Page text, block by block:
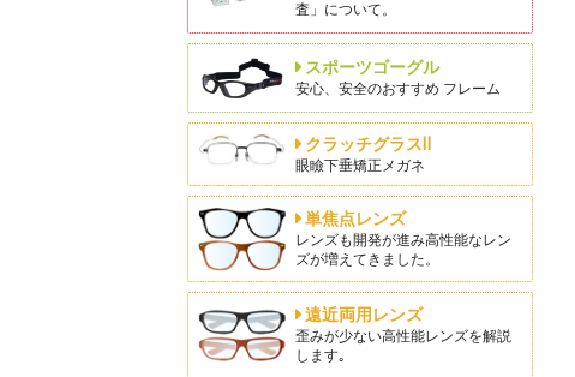
査」について。
スポーツゴーグル
安心、安全のおすすめ フレーム
クラッチグラスⅡ
眼瞼下垂矯正メガネ
単焦点レンズ
レンズも開発が進み高性能なレン
ズが増えてきました。
遠近両用レンズ
歪みが少ない高性能レンズを解説
します｡